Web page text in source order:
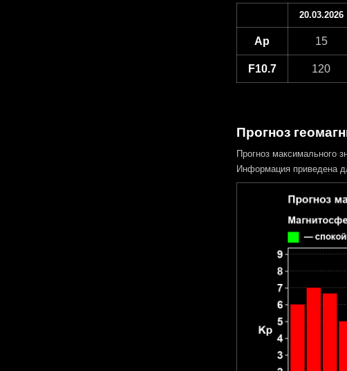
20.03.2026
Ap 15
F10.7 120
Прогноз
Прогноз максимального
Информация приведена